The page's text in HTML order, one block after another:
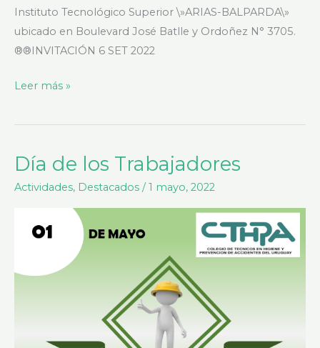
Instituto Tecnológico Superior \»ARIAS-BALPARDA\»
ubicado en Boulevard José Batlle y Ordoñez N° 3705.
®®INVITACIÓN 6 SET 2022
Leer más »
Día de los Trabajadores
Actividades, Destacados / 1 mayo, 2022
Día
Trabajadores